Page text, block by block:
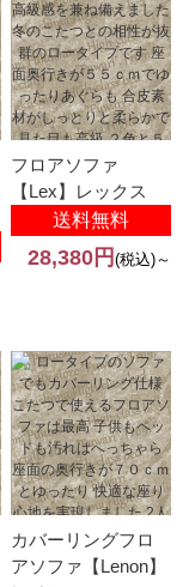
フロアソファ
送料無料
28,380円 (税込)～
カバーリングフロ
アソファ【Lenon】